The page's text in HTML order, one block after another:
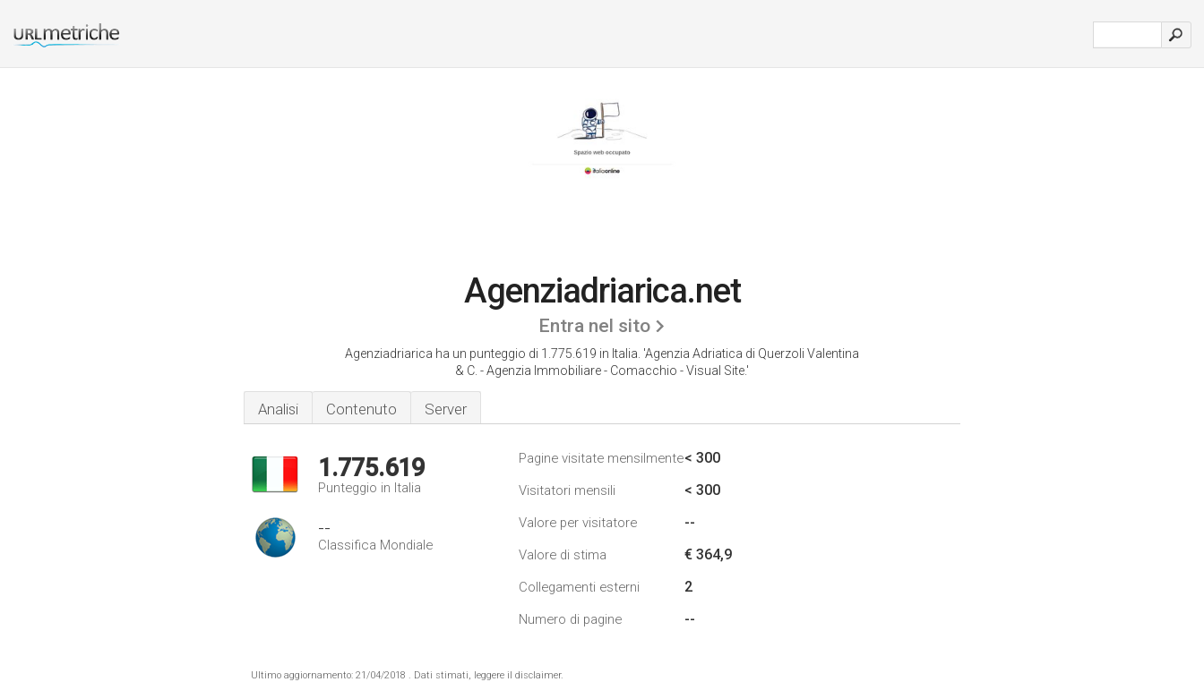
Agenziadriarica.net
Entra nel sito
Agenziadriarica ha un punteggio di 1.775.619 in Italia. 'Agenzia Adriatica di Querzoli Valentina
& C. - Agenzia Immobiliare - Comacchio - Visual Site.'
Analisi Contenuto Server
1.775.619
Punteggio in Italia
--
Classifica Mondiale
Pagine visitate mensilmente< 300
Visitatori mensili < 300
Valore per visitatore --
Valore di stima € 364,9
Collegamenti esterni 2
Numero di pagine --
Ultimo aggiornamento: 21/04/2018 . Dati stimati, leggere il disclaimer.